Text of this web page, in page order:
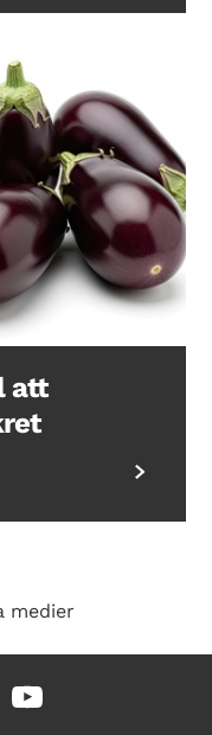
att
medier